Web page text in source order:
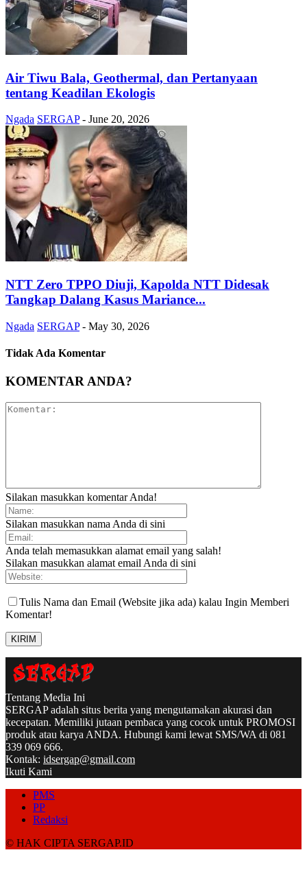
Air Tiwu Bala, Geothermal, dan Pertanyaan
tentang Keadilan Ekologis
Ngada SERGAP - June 20, 2026
NTT Zero TPPO Diuji, Kapolda NTT Didesak
Tangkap Dalang Kasus Mariance...
Ngada SERGAP - May 30, 2026
Tidak Ada Komentar
KOMENTAR ANDA?
Silakan masukkan komentar Anda!
Silakan masukkan nama Anda di sini
Anda telah memasukkan alamat email yang salah!
Silakan masukkan alamat email Anda di sini
Tulis Nama dan Email (Website jika ada) kalau Ingin Memberi
Komentar!
Tentang Media Ini
SERGAP adalah situs berita yang mengutamakan akurasi dan
kecepatan. Memiliki jutaan pembaca yang cocok untuk PROMOSI
produk atau karya ANDA. Hubungi kami lewat SMS/WA di 081
339 069 666.
Kontak: idsergap@gmail.com
Ikuti Kami
PMS
PP
Redaksi
© HAK CIPTA SERGAP.ID